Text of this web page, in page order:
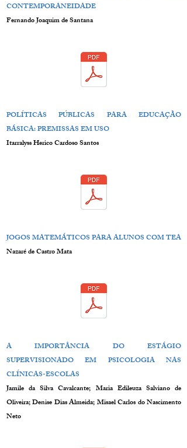
CONTEMPORANEIDADE
Fernando Joaquim de Santana
POLÍTICAS PÚBLICAS PARA EDUCAÇÃO
BÁSICA: PREMISSAS EM USO
Itarralyss Herico Cardoso Santos
JOGOS MATEMÁTICOS PARA ALUNOS COM TEA
Nazaré de Castro Mata
A IMPORTÂNCIA DO ESTÁGIO
SUPERVISIONADO EM PSICOLOGIA NAS
CLÍNICAS-ESCOLAS
Jamile da Silva Cavalcante; Maria Edileuza Salviano de
Oliveira; Denise Dias Almeida; Misael Carlos do Nascimento
Neto